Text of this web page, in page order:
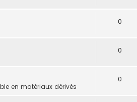
0
0
en matériaux dérivés
0